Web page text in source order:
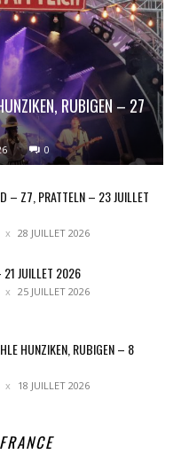
RUBIGEN – 27
0
– Z7, PRATTELN – 23 JUILLET
28 JUILLET 2026
JUILLET 2026
25 JUILLET 2026
HUNZIKEN, RUBIGEN – 8
18 JUILLET 2026